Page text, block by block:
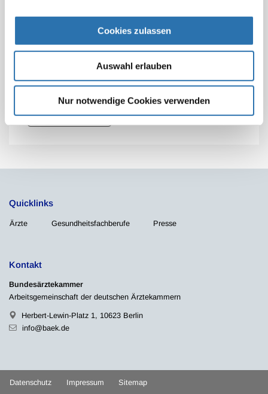
Cookies zulassen
Auswahl erlauben
Nur notwendige Cookies verwenden
dieser Regelung ausgenommen werden.
Zur Übersicht
Quicklinks
Ärzte Gesundheitsfachberufe Presse
Kontakt
Bundesärztekammer
Arbeitsgemeinschaft der deutschen Ärztekammern
Herbert-Lewin-Platz 1, 10623 Berlin
info@baek.de
Datenschutz Impressum Sitemap